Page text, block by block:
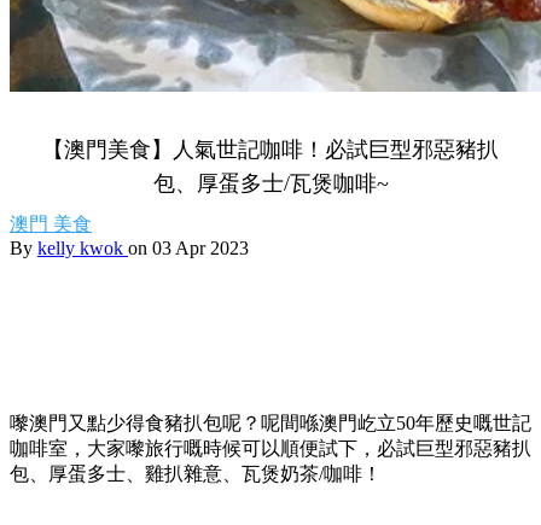
【澳門美食】人氣世記咖啡！必試巨型邪惡豬扒
包、厚蛋多士/瓦煲咖啡~
澳門 美食
By kelly kwok on 03 Apr 2023
嚟澳門又點少得食豬扒包呢？呢間喺澳門屹立50年歷史嘅世記
咖啡室，大家嚟旅行嘅時候可以順便試下，必試巨型邪惡豬扒
包、厚蛋多士、雞扒雜意、瓦煲奶茶/咖啡！